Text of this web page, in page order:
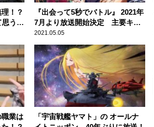
！？
思うこ
『出会って5秒でバトル』 2021年
7月より放送開始決定 主要キャ
ストも発表
2021.05.05
業は
「宇宙戦艦ヤマト」の オールナ